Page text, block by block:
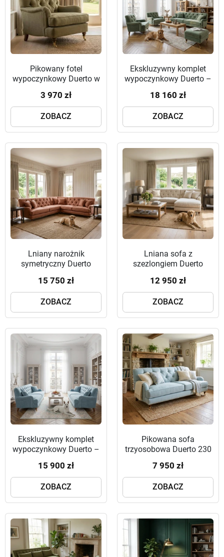
Pikowany fotel
wypoczynkowy Duerto w
toczonych nóżkach
3 970 zł
ZOBACZ
Ekskluzywny komplet
wypoczynkowy Duerto –
fotele i pufa w kolorze
szałwiowym
18 160 zł
ZOBACZ
Lniany narożnik
symetryczny Duerto
narożnik w kolorze
terracota
15 750 zł
ZOBACZ
Lniana sofa z
szezlongiem Duerto
narożnik w białym lnie
12 950 zł
ZOBACZ
Ekskluzywny komplet
wypoczynkowy Duerto –
pikowanych sof 230 cm
w kolorze błękitnym
15 900 zł
ZOBACZ
Pikowana sofa
trzyosobowa Duerto 230
na toczonych nóżkach
7 950 zł
ZOBACZ